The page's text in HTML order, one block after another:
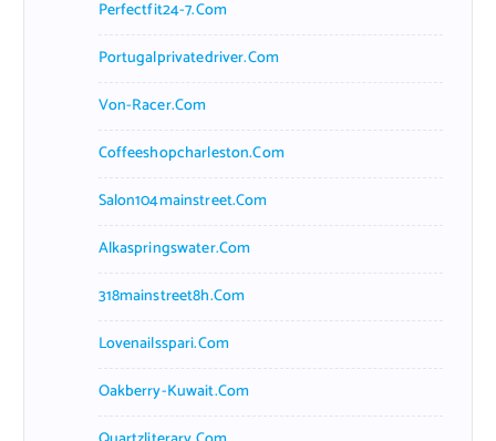
Perfectfit24-7.com
Portugalprivatedriver.com
Von-Racer.com
Coffeeshopcharleston.com
Salon104mainstreet.com
Alkaspringswater.com
318mainstreet8h.com
Lovenailsspari.com
Oakberry-Kuwait.com